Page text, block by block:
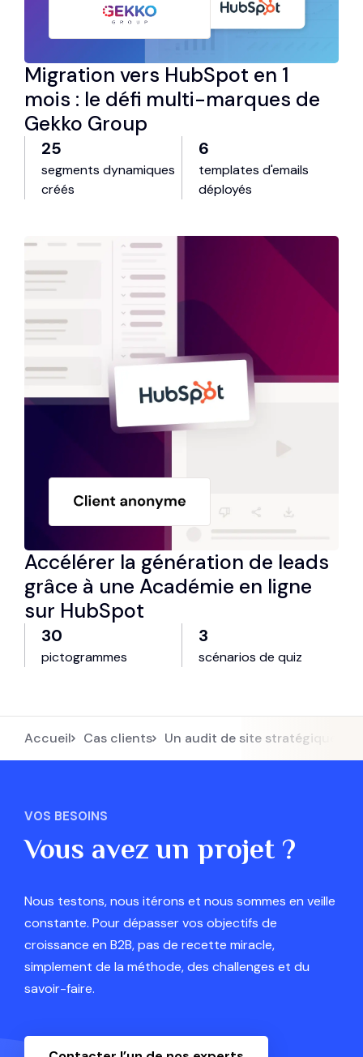
Migration vers HubSpot en 1
mois : le défi multi-marques de
Gekko Group
25
segments dynamiques
créés
6
templates d'emails
déployés
Accélérer la génération de leads
grâce à une Académie en ligne
sur HubSpot
30
pictogrammes
3
scénarios de quiz
Accueil Cas clients Un audit de site stratégique : le
VOS BESOINS
Vous avez un projet ?
Nous testons, nous itérons et nous sommes en veille
constante. Pour dépasser vos objectifs de
croissance en B2B, pas de recette miracle,
simplement de la méthode, des challenges et du
savoir-faire.